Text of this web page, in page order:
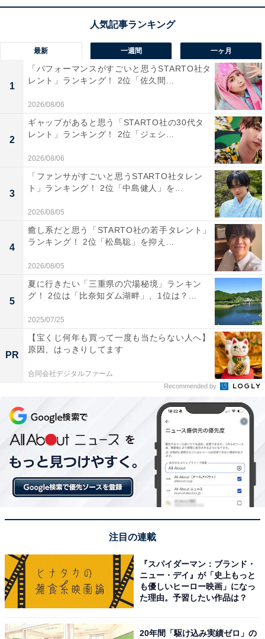
す。
故人がやっておいてくれてよかったことは「銀行
故人が生前に「やっておいてくれてよかったこと」は、
「銀行口座の解約」が最も多く、40.4％でした。銀行口
座解約には、被相続人の戸籍謄本や相続人全員の印鑑証
明書などの書類が必要なので、本人による解約よりも手
間がかかります。次いで「財産がまとめて記録されてい
た（24.8％）」「財産の分け方を事前に意思表示してく
れていた（24.1％）」が続きました。
「こうしておけばよかったこと」については「日頃から
相続についてもっと勉強しておくべきだった」「生前元
気なうちに、相続について相談しておけばよかった」が
ともに51.6％で最多でした。また、「WEBサービスや各
種パスワードをまとめておいてほしかった」という意見
＞次ページ：相続財産の総額、故人が生前に「やってお
いてくれてよかったこと」全結果を見る
最新 一週間 一ヶ月
1
「パフォーマンスがすごいと思うSTARTO社タ
レント」ランキング！ 2位「佐久間...
2026/08/06
2
ギャップがあると思う「STARTO社の30代タ
レント」ランキング！ 2位「ジェシ...
2026/08/06
3
「ファンサがすごいと思うSTARTO社タレン
ト」ランキング！ 2位「中島健人」を...
2026/08/05
4
癒し系だと思う「STARTO社の若手タレント」
ランキング！ 2位「松島聡」を抑え...
2026/08/05
5
夏に行きたい「三重県の穴場秘境」ランキン
グ！ 2位は「比奈知ダム湖畔」、1位は？...
2025/07/25
PR
【宝くじ何年も買って一度も当たらない人へ】
原因、はっきりしてます
合同会社デジタルファーム
Recommended by
注目の連載
『スパイダーマン：ブランド・
ニュー・デイ』が「史上もっと
も優しいヒーロー映画」になっ
た理由。予習したい作品は？
20年間「駆け込み実績ゼロ」の